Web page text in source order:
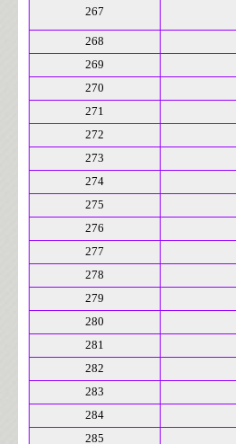
267
268
269
270
271
272
273
274
275
276
277
278
279
280
281
282
283
284
285